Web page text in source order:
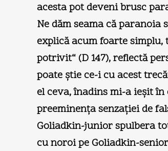
acesta pot deveni brusc
Ne dăm seama că
explică acum foarte
potrivit“ (D 147), reflectă
poate ştie ce-i cu acest
el ceva, înadins mi-a ieşit în
preeminenţa senzaţiei de
Goliadkin-junior spulbera
cu noroi pe Goliadkin-